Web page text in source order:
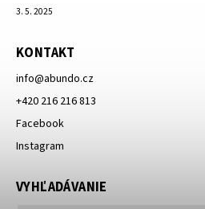
3. 5. 2025
KONTAKT
info@abundo.cz
+420 216 216 813
Facebook
Instagram
VYHĽADÁVANIE